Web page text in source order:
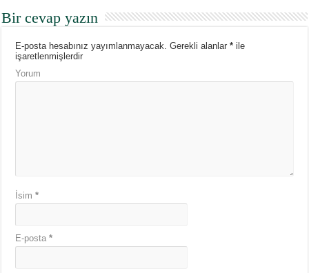
Bir cevap yazın
E-posta hesabınız yayımlanmayacak. Gerekli alanlar* ile
işaretlenmişlerdir
Yorum
İsim*
E-posta*